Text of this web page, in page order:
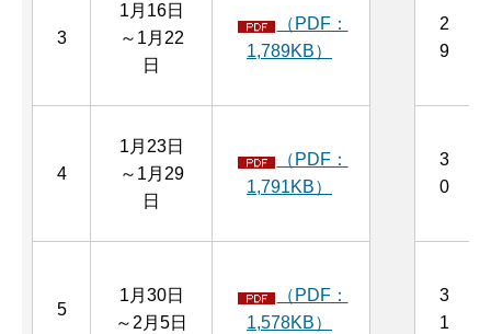
3
1月16日
～1月22
日
（PDF：
1,789KB）
2
9
4
1月23日
～1月29
日
（PDF：
1,791KB）
3
0
5
1月30日
～2月5日
（PDF：
1,578KB）
3
1